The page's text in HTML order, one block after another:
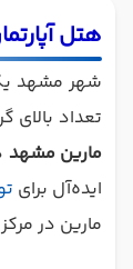
هتل آپارتمان 3 ستاره
شهر مشهد
تعداد بالای
مارین مشهد
ایده‌آل برای
مارین در